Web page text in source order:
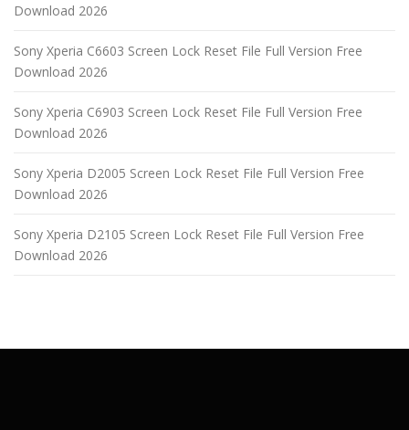
Download 2026
Sony Xperia C6603 Screen Lock Reset File Full Version Free
Download 2026
Sony Xperia C6903 Screen Lock Reset File Full Version Free
Download 2026
Sony Xperia D2005 Screen Lock Reset File Full Version Free
Download 2026
Sony Xperia D2105 Screen Lock Reset File Full Version Free
Download 2026